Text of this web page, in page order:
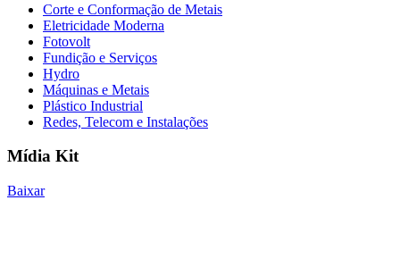
Corte e Conformação de Metais
Eletricidade Moderna
Fotovolt
Fundição e Serviços
Hydro
Máquinas e Metais
Plástico Industrial
Redes, Telecom e Instalações
Mídia Kit
Baixar